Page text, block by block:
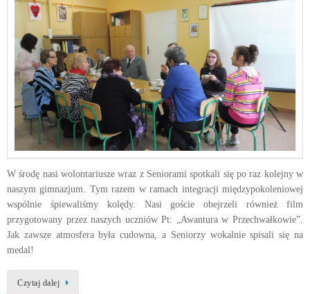
W środę nasi wolontariusze wraz z Seniorami spotkali się po raz kolejny w
naszym gimnazjum. Tym razem w ramach integracji międzypokoleniowej
wspólnie śpiewaliśmy kolędy. Nasi goście obejrzeli również film
przygotowany przez naszych uczniów Pt: „Awantura w Przechwałkowie”.
Jak zawsze atmosfera była cudowna, a Seniorzy wokalnie spisali się na
medal!
Czytaj dalej